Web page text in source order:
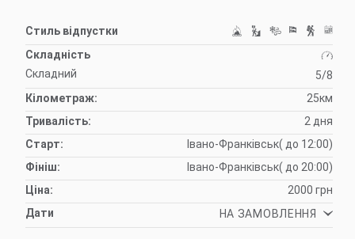
Стиль відпустки
Складність
Складний
5/8
Кілометраж:
25км
Тривалість:
2 дня
Старт:
Івано-Франківськ( до 12:00)
Фініш:
Івано-Франківськ( до 20:00)
Ціна:
2000 грн
Дати
НА ЗАМОВЛЕННЯ